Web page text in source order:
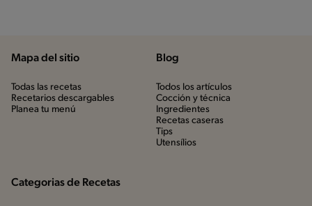
Mapa del sitio
Todas las recetas
Recetarios descargables
Planea tu menú
Blog
Todos los artículos
Cocción y técnica
Ingredientes
Recetas caseras
Tips
Utensílios
Categorias de Recetas